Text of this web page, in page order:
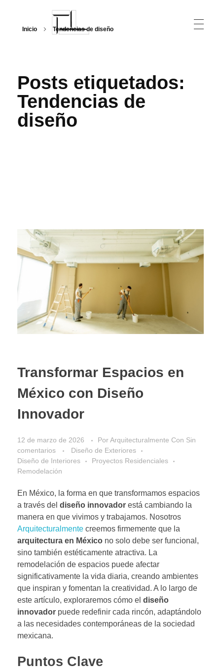
Inicio Tendencias de diseño
Posts etiquetados:
Tendencias de
diseño
Transformar Espacios en
México con Diseño
Innovador
12 de marzo de 2026 PorArquitecturalmente Con Sin
comentarios
Diseño de Exteriores
Diseño de Interiores
Proyectos Residenciales
Remodelación
En México, la forma en que transformamos espacios
a través del diseño innovador está cambiando la
manera en que vivimos y trabajamos. Nosotros
Arquitecturalmente creemos firmemente que la
arquitectura en México no solo debe ser funcional,
sino también estéticamente atractiva. La
remodelación de espacios puede afectar
significativamente la vida diaria, creando ambientes
que inspiran y fomentan la creatividad. A lo largo de
este artículo, exploraremos cómo el diseño
innovador puede redefinir cada rincón, adaptándolo
a las necesidades contemporáneas de la sociedad
mexicana.
Puntos Clave